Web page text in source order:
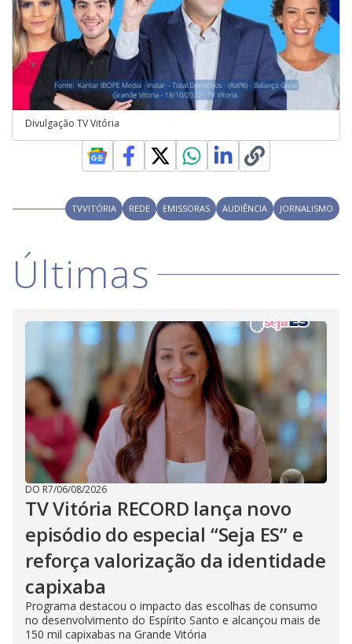
Divulgação TV Vitória
TVVITÓRIA REDE EMISSORAS AUDIÊNCIA JORNALISMO
Últimas
DO R7/06/08/2026
TV Vitória RECORD lança novo
episódio do especial “Seja ES” e
reforça valorização da identidade
capixaba
Programa destacou o impacto das escolhas de consumo
no desenvolvimento do Espírito Santo e alcançou mais de
150 mil capixabas na Grande Vitória